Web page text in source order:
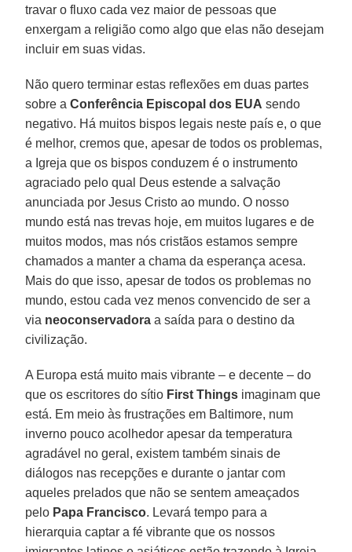
travar o fluxo cada vez maior de pessoas que
enxergam a religião como algo que elas não desejam
incluir em suas vidas.
Não quero terminar estas reflexões em duas partes
sobre aConferência Episcopal dos EUA sendo
negativo. Há muitos bispos legais neste país e, o que
é melhor, cremos que, apesar de todos os problemas,
a Igreja que os bispos conduzem é o instrumento
agraciado pelo qual Deus estende a salvação
anunciada por Jesus Cristo ao mundo. O nosso
mundo está nas trevas hoje, em muitos lugares e de
muitos modos, mas nós cristãos estamos sempre
chamados a manter a chama da esperança acesa.
Mais do que isso, apesar de todos os problemas no
mundo, estou cada vez menos convencido de ser a
via neoconservadora a saída para o destino da
civilização.
A Europa está muito mais vibrante – e decente – do
que os escritores do sítio First Things imaginam que
está. Em meio às frustrações em Baltimore, num
inverno pouco acolhedor apesar da temperatura
agradável no geral, existem também sinais de
diálogos nas recepções e durante o jantar com
aqueles prelados que não se sentem ameaçados
pelo Papa Francisco. Levará tempo para a
hierarquia captar a fé vibrante que os nossos